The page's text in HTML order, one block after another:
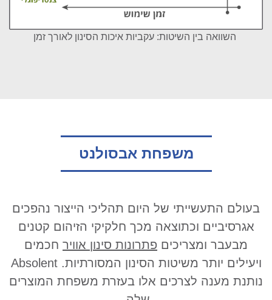
השוואה בין השיטות: עקביות איכות הסינון לאורך זמן
משפחת אבסולנט
בעולם התעשייתי של היום תהליכי הייצור נהפכים
אגרסיביים וכתוצאה מכך חלקיקי הזיהום קטנים
מבעבר ומצריכים פתרונות סינון אוויר חכמים
ויעילים יותר משיטות הסינון המסורתיות. Absolent
נותנת מענה לצרכים אלו בעזרת משפחת המוצרים